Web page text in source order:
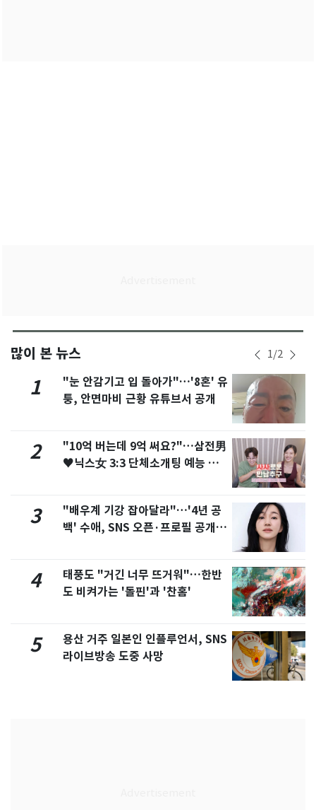
많이 본 뉴스 1/2
1
"눈 안감기고 입 돌아가"…'8혼' 유
퉁, 안면마비 근황 유튜브서 공개
2
"10억 버는데 9억 써요?"…삼전男
♥닉스女 3:3 단체소개팅 예능 화
3
"배우계 기강 잡아달라"…'4년 공
백' 수애, SNS 오픈·프로필 공개
4
태풍도 "거긴 너무 뜨거워"…한반
도 비켜가는 '돌핀'과 '찬홈'
5
용산 거주 일본인 인플루언서, SNS
라이브방송 도중 사망